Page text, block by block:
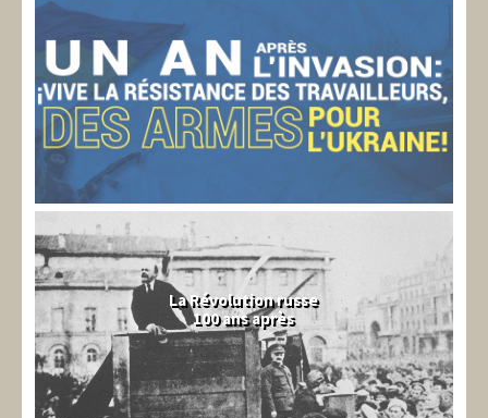
La Révolution russe
100 ans après